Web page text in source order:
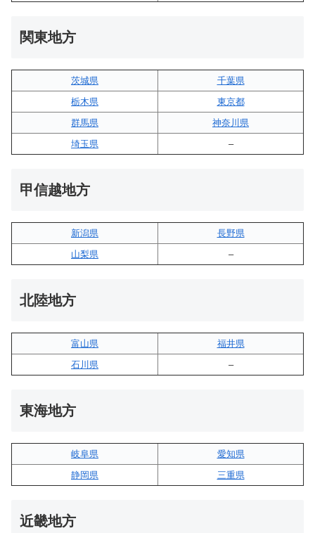
関東地方
茨城県
千葉県
栃木県
東京都
群馬県
神奈川県
埼玉県
–
甲信越地方
新潟県
長野県
山梨県
–
北陸地方
富山県
福井県
石川県
–
東海地方
岐阜県
愛知県
静岡県
三重県
近畿地方